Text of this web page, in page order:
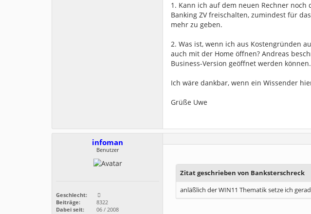
1. Kann ich auf dem neuen Rechner
Banking ZV freischalten, zumindest für
mehr zu geben.
2. Was ist, wenn ich aus Kostengründen
auch mit der Home öffnen? Andreas
Business-Version geöffnet werden können.
Ich wäre dankbar, wenn ein Wissender
Grüße Uwe
infoman
Benutzer
Geschlecht:
Beiträge:
8322
Dabei seit:
06 / 2008
Zitat geschrieben von Banksterschreck
anläßlich der WIN11 Thematik setze ich